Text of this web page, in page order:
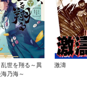
世を翔る～異
乃海～
激濤